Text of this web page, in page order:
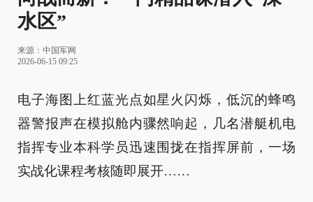
水区”
来源： 中国军网
2026-06-15 09:25
电子海图上红蓝光点如星火闪烁，低沉的蜂鸣
器警报声在模拟舱内骤然响起，几名潜艇机电
指挥专业本科学员迅速围拢在指挥屏前，一场
实战化课程考核随即展开……